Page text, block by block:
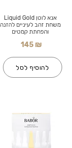
אנא לוטן Liquid Gold
משחת זהב לעיניים להזנה
והפחתת קמטים
145 ₪
להוסיף לסל